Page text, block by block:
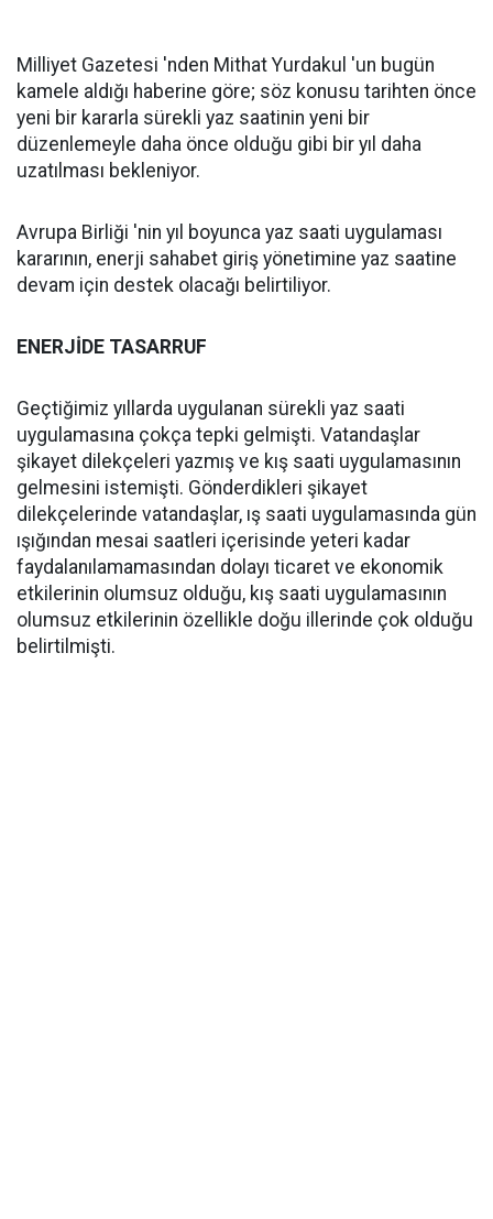
Milliyet Gazetesi 'nden Mithat Yurdakul 'un bugün
kamele aldığı haberine göre; söz konusu tarihten önce
yeni bir kararla sürekli yaz saatinin yeni bir
düzenlemeyle daha önce olduğu gibi bir yıl daha
uzatılması bekleniyor.
Avrupa Birliği 'nin yıl boyunca yaz saati uygulaması
kararının, enerji sahabet giriş yönetimine yaz saatine
devam için destek olacağı belirtiliyor.
ENERJİDE TASARRUF
Geçtiğimiz yıllarda uygulanan sürekli yaz saati
uygulamasına çokça tepki gelmişti. Vatandaşlar
şikayet dilekçeleri yazmış ve kış saati uygulamasının
gelmesini istemişti. Gönderdikleri şikayet
dilekçelerinde vatandaşlar, ış saati uygulamasında gün
ışığından mesai saatleri içerisinde yeteri kadar
faydalanılamamasından dolayı ticaret ve ekonomik
etkilerinin olumsuz olduğu, kış saati uygulamasının
olumsuz etkilerinin özellikle doğu illerinde çok olduğu
belirtilmişti.